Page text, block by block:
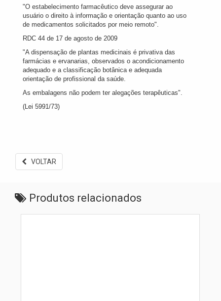
"O estabelecimento farmacêutico deve assegurar ao
usuário o direito à informação e orientação quanto ao uso
de medicamentos solicitados por meio remoto".
RDC 44 de 17 de agosto de 2009
"A dispensação de plantas medicinais é privativa das
farmácias e ervanarias, observados o acondicionamento
adequado e a classificação botânica e adequada
orientação de profissional da saúde.
As embalagens não podem ter alegações terapêuticas".
(Lei 5991/73)
VOLTAR
Produtos relacionados